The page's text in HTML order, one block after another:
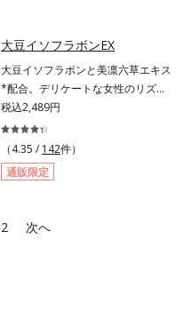
スメです。
大豆イソフラボンEX
大豆イソフラボンと美凛六草エキス
*配合。デリケートな女性のリズム
とバランスをサポート！。女性のカ
ラダは自分で思うよりもずっとデリ
ケート。不安定になりがちな女性の
身体の働きを助け、健康バランスを
サポートするサプリメントです。1
芽から抽出したイソフラボン
40mg（アグリコン換算25mg）と
税込2,489円
（4.35 / 142件）
通販限定
2 次へ